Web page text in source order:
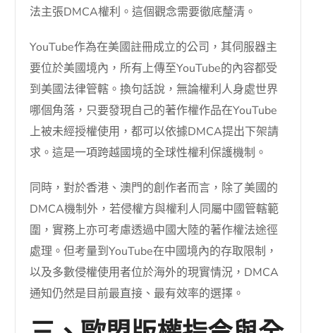
法主張DMCA權利。這個觀念需要徹底釐清。
YouTube作為在美國註冊成立的公司，其伺服器主
要位於美國境內，所有上傳至YouTube的內容都受
到美國法律管轄。換句話說，無論權利人身處世界
哪個角落，只要發現自己的著作權作品在YouTube
上被未經授權使用，都可以依據DMCA提出下架請
求。這是一項跨越國境的全球性權利保護機制。
同時，對於香港、澳門的創作者而言，除了美國的
DMCA機制外，若侵權方與權利人同屬中國管轄範
圍，實務上亦可考慮透過中國大陸的著作權法途徑
處理。但考量到YouTube在中國境內的存取限制，
以及多數侵權使用者位於海外的現實情況，DMCA
通知仍然是目前最直接、最有效率的選擇。